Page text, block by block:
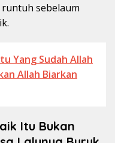
sebelaum
Yang Sudah Allah
Allah Biarkan
Itu Bukan